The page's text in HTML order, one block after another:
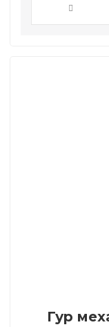
Гур